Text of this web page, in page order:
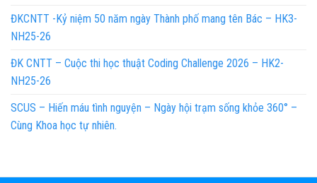
ĐKCNTT -Kỷ niệm 50 năm ngày Thành phố mang tên Bác – HK3-
NH25-26
ĐK CNTT – Cuộc thi học thuật Coding Challenge 2026 – HK2-
NH25-26
SCUS – Hiến máu tình nguyện – Ngày hội trạm sống khỏe 360° –
Cùng Khoa học tự nhiên.